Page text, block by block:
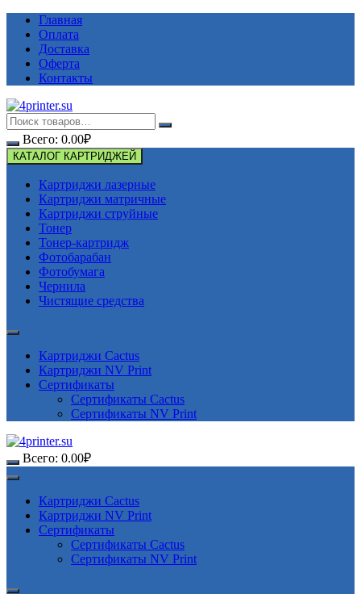
Перейти
содержимому
Главная
Оплата
Доставка
Оферта
Контакты
Всего: 0.00₽
КАТАЛОГ КАРТРИДЖЕЙ
Картриджи лазерные
Картриджи матричные
Картриджи струйные
Тонер
Тонер-картридж
Фотобарабан
Фотобумага
Чернила
Чистящие средства
Картриджи Cactus
Картриджи NV Print
Сертификаты
Сертификаты Cactus
Сертификаты NV Print
Всего: 0.00₽
Картриджи Cactus
Картриджи NV Print
Сертификаты
Сертификаты Cactus
Сертификаты NV Print